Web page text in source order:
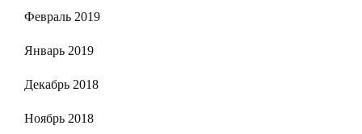
Февраль 2019
Январь 2019
Декабрь 2018
Ноябрь 2018